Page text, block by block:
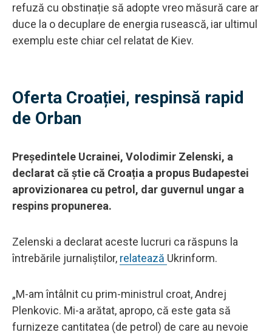
refuză cu obstinație să adopte vreo măsură care ar
duce la o decuplare de energia rusească, iar ultimul
exemplu este chiar cel relatat de Kiev.
Oferta Croației, respinsă rapid
de Orban
Președintele Ucrainei, Volodimir Zelenski, a
declarat că știe că Croația a propus Budapestei
aprovizionarea cu petrol, dar guvernul ungar a
respins propunerea.
Zelenski a declarat aceste lucruri ca răspuns la
întrebările jurnaliștilor, relatează Ukrinform.
„M-am întâlnit cu prim-ministrul croat, Andrej
Plenkovic. Mi-a arătat, apropo, că este gata să
furnizeze cantitatea (de petrol) de care au nevoie